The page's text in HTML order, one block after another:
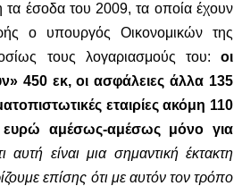
τα έσοδα του 2009, τα οποία έχουν
ο υπουργός Οικονομικών της
τους λογαριασμούς του: οι
450 εκ, οι ασφάλειες άλλα 135
εταιρίες ακόμη 110
αμέσως-αμέσως μόνο για
αυτή είναι μια σημαντική έκτακτη
επίσης ότι με αυτόν τον τρόπο